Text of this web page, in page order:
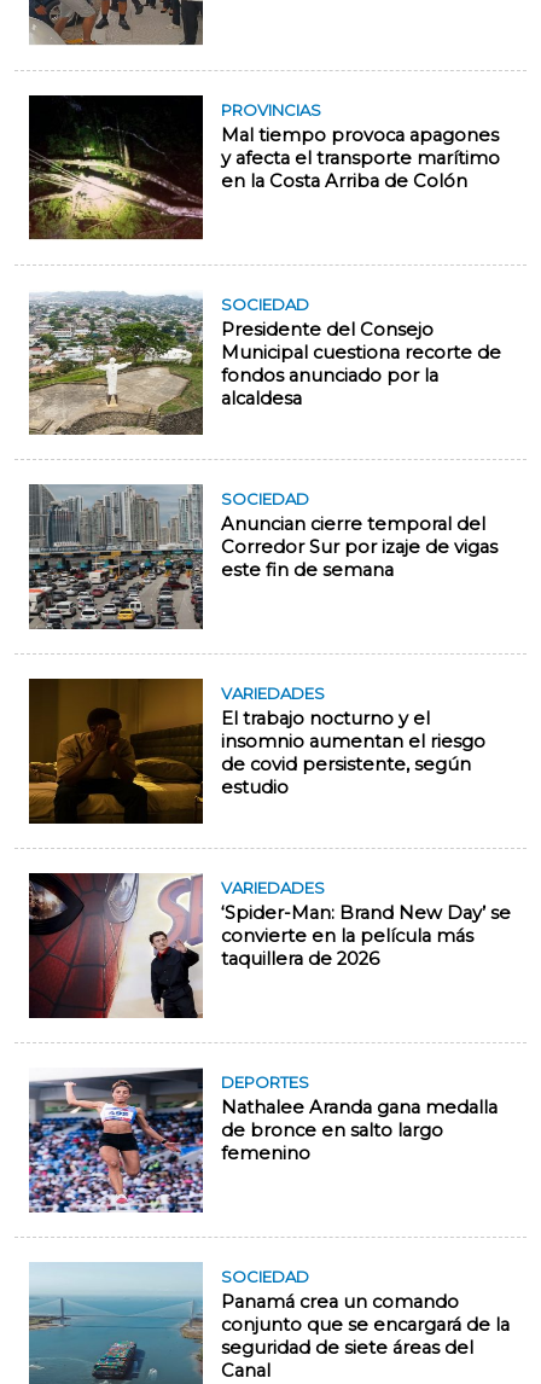
PROVINCIAS
Mal tiempo provoca apagones
y afecta el transporte marítimo
en la Costa Arriba de Colón
SOCIEDAD
Presidente del Consejo
Municipal cuestiona recorte de
fondos anunciado por la
alcaldesa
SOCIEDAD
Anuncian cierre temporal del
Corredor Sur por izaje de vigas
este fin de semana
VARIEDADES
El trabajo nocturno y el
insomnio aumentan el riesgo
de covid persistente, según
estudio
VARIEDADES
‘Spider-Man: Brand New Day’ se
convierte en la película más
taquillera de 2026
DEPORTES
Nathalee Aranda gana medalla
de bronce en salto largo
femenino
SOCIEDAD
Panamá crea un comando
conjunto que se encargará de la
seguridad de siete áreas del
Canal